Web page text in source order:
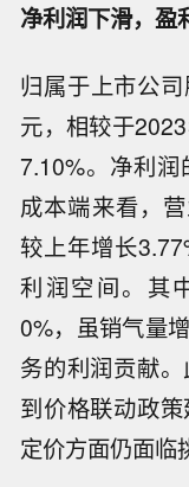
净利润下滑，盈
归属于上市公
元，相较于
7.10%。净利
成本端来看，
较上年增长
利润空间。其
0%，虽销气量
务的利润贡献
到价格联动政
定价方面仍面临